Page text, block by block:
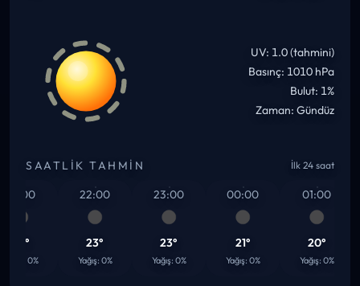
UV: 1.0 (tahmini)
Basınç: 1010 hPa
Bulut: 1%
Zaman: Gündüz
SAATLIK TAHMIN İlk 24 saat
21:00
0%
22:00
23°
Yağış: 0%
23:00
23°
Yağış: 0%
00:00
21°
Yağış: 0%
01:00
20°
Yağış: 0%